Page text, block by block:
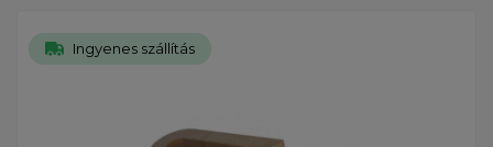
Ingyenes szállítás